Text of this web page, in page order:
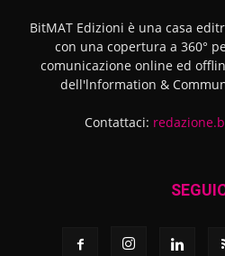
BitMAT Edizioni è una casa
con una copertura a 360°
comunicazione online ed
dell'lnformation &
Contattaci: